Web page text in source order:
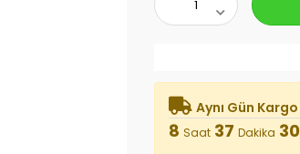
Aynı Gün Kargo
8 Saat 37 Dakika 29